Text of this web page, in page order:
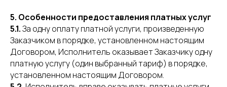
5. Особенности предоставления платных услуг
5.1.За одну оплату платной услуги, произведенную
Заказчиком в порядке, установленном настоящим
Договором, Исполнитель оказывает Заказчику одну
платную услугу (один выбранный тариф) в порядке,
установленном настоящим Договором.